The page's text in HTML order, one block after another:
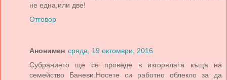
не една,или две!
Отговор
Анонимен сряда, 19 октомври, 2016
Субранието ще се проведе в изгорялата къща на
семейство Баневи.Носете си работно облекло за да